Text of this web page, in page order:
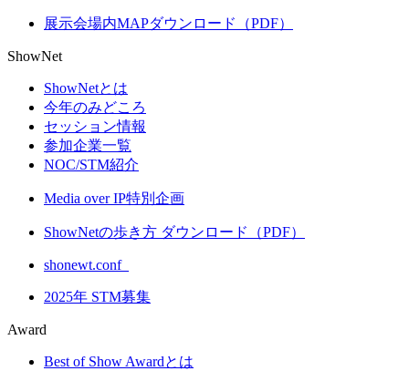
展示会場内MAPダウンロード（PDF）
ShowNet
ShowNetとは
今年のみどころ
セッション情報
参加企業一覧
NOC/STM紹介
Media over IP特別企画
ShowNetの歩き方 ダウンロード（PDF）
shonewt.conf_
2025年 STM募集
Award
Best of Show Awardとは